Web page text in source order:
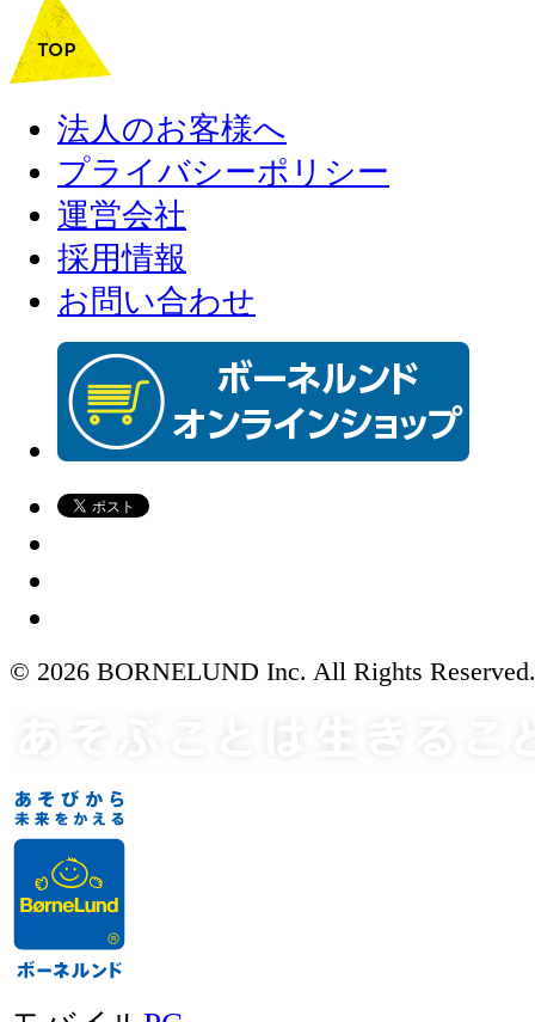
法人のお客様へ
プライバシーポリシー
運営会社
採用情報
お問い合わせ
© 2026 BORNELUND Inc. All Rights Reserved.